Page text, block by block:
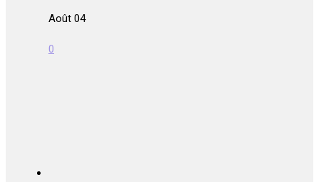
Août 04
0